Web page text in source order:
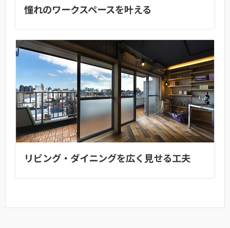
憧れのワークスペースを叶える
リビング・ダイニングを広く見せる工夫